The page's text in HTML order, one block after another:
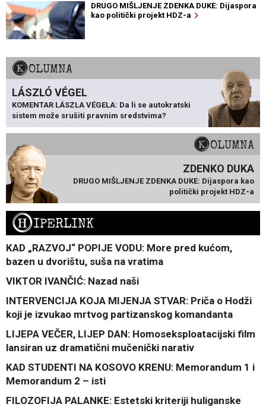
DRUGO MIŠLJENJE ZDENKA DUKE: Dijaspora
kao politički projekt HDZ-a
KOLUMNA
LÁSZLÓ VÉGEL
KOMENTAR LÁSZLA VÉGELA: Da li se autokratski
sistem može srušiti pravnim sredstvima?
KOLUMNA
ZDENKO DUKA
DRUGO MIŠLJENJE ZDENKA DUKE: Dijaspora kao
politički projekt HDZ-a
HIPERLINK
KAD „RAZVOJ“ POPIJE VODU: More pred kućom,
bazen u dvorištu, suša na vratima
VIKTOR IVANČIĆ: Nazad naši
INTERVENCIJA KOJA MIJENJA STVAR: Priča o Hodži
koji je izvukao mrtvog partizanskog komandanta
LIJEPA VEČER, LIJEP DAN: Homoseksploatacijski film
lansiran uz dramatični mučenički narativ
KAD STUDENTI NA KOSOVO KRENU: Memorandum 1 i
Memorandum 2 – isti
FILOZOFIJA PALANKE: Estetski kriteriji huliganske